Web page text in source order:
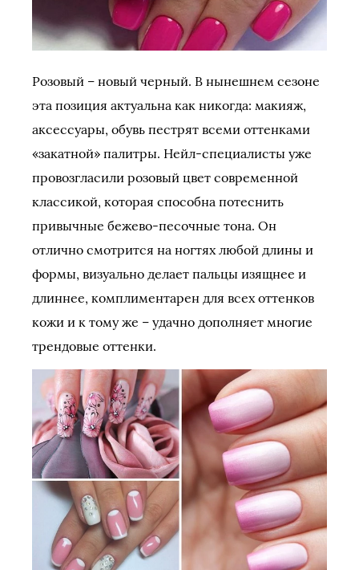
Розовый – новый черный. В нынешнем сезоне
эта позиция актуальна как никогда: макияж,
аксессуары, обувь пестрят всеми оттенками
«закатной» палитры. Нейл-специалисты уже
провозгласили розовый цвет современной
классикой, которая способна потеснить
привычные бежево-песочные тона. Он
отлично смотрится на ногтях любой длины и
формы, визуально делает пальцы изящнее и
длиннее, комплиментарен для всех оттенков
кожи и к тому же – удачно дополняет многие
трендовые оттенки.